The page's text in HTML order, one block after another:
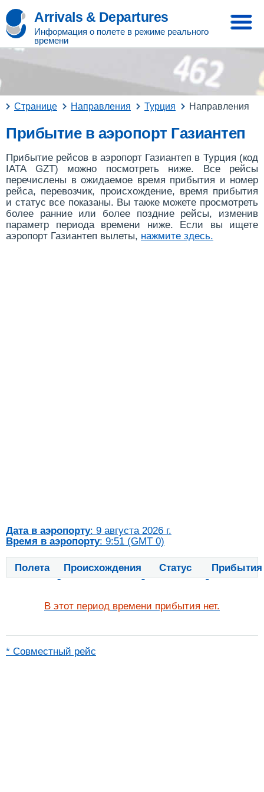
Arrivals & Departures
Информация о полете в режиме реального
времени
Странице Направления Турция Направления
Прибытие в аэропорт Газиантеп
Прибытие рейсов в аэропорт Газиантеп в Турция (код
IATA GZT) можно посмотреть ниже. Все рейсы
перечислены в ожидаемое время прибытия и номер
рейса, перевозчик, происхождение, время прибытия
и статус все показаны. Вы также можете просмотреть
более ранние или более поздние рейсы, изменив
параметр периода времени ниже. Если вы ищете
аэропорт Газиантеп вылеты, нажмите здесь.
Дата в аэропорту: 9 августа 2026 г.
Время в аэропорту: 9:51 (GMT 0)
Полета Происхождения Статус Прибытия
В этот период времени прибытия нет.
* Совместный рейс